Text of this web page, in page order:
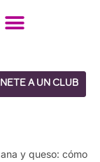
A UN CLUB
y queso: cómo